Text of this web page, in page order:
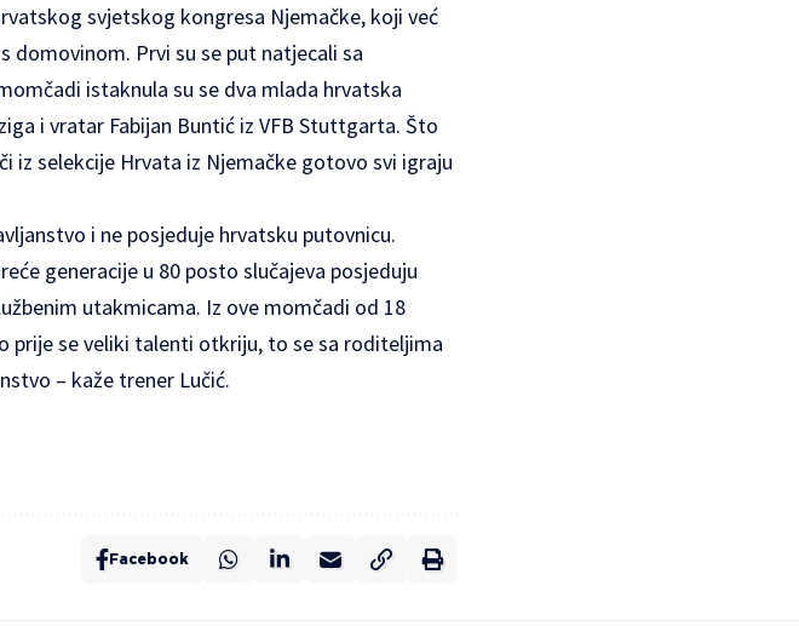
svjetskog kongresa Njemačke, koji već
domovinom. Prvi su se put natjecali sa
istaknula su se dva mlada hrvatska
i vratar Fabijan Buntić iz VFB Stuttgarta. Što
iz selekcije Hrvata iz Njemačke gotovo svi igraju
i ne posjeduje hrvatsku putovnicu.
generacije u 80 posto slučajeva posjeduju
utakmicama. Iz ove momčadi od 18
prije se veliki talenti otkriju, to se sa roditeljima
– kaže trener Lučić.
Facebook